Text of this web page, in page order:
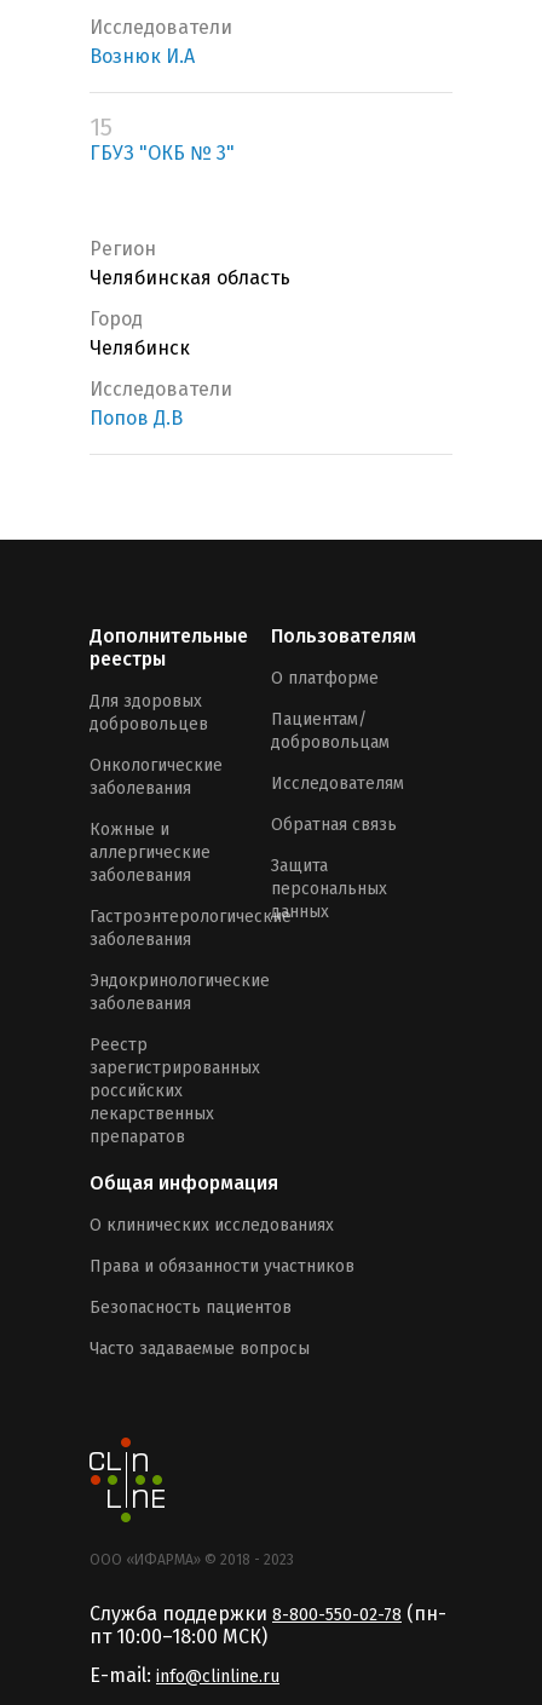
Исследователи
Вознюк И.А
15
ГБУЗ "ОКБ № 3"
Регион
Челябинская область
Город
Челябинск
Исследователи
Попов Д.В
Дополнительные
реестры
Для здоровых
добровольцев
Онкологические
заболевания
Кожные и
аллергические
заболевания
Гастроэнтерологические
заболевания
Эндокринологические
заболевания
Реестр
зарегистрированных
российских
лекарственных
препаратов
Пользователям
О платформе
Пациентам/
добровольцам
Исследователям
Обратная связь
Защита
персональных
данных
Общая информация
О клинических исследованиях
Права и обязанности участников
Безопасность пациентов
Часто задаваемые вопросы
ООО «ИФАРМА» © 2018 - 2023
Служба поддержки 8-800-550-02-78 (пн-
пт 10:00–18:00 MCК)
E-mail: info@clinline.ru